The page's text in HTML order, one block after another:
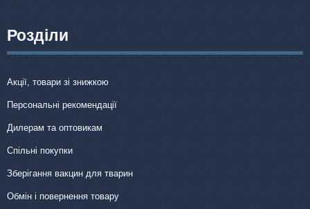
Розділи
Акції, товари зі знижкою
Персональні рекомендації
Дилерам та оптовикам
Спільні покупки
Зберігання вакцин для тварин
Обмін і повернення товару